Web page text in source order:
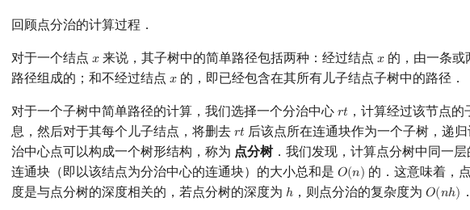
回顾点分治的计算过程．
对于一个结点 𝑥
x 来说，其子树中的简单路径包括两种：经过结点𝑥
x 的，由一条
路径组成的；和不经过结点 𝑥
x 的，即已经包含在其所有儿子结点子树中的路径．
对于一个子树中简单路径的计算，我们选择一个分治中心 𝑟𝑡
rt ，计算经过该节点
息，然后对于其每个儿子结点，将删去 𝑟𝑡
rt 后该点所在连通块作为一个子树，递
治中心点可以构成一个树形结构，称为 点分树．我们发现，计算点分树中同一
连通块（即以该结点为分治中心的连通块）的大小总和是 𝑂(𝑛)
O(n) 的．这意味着，
度是与点分树的深度相关的，若点分树的深度为 ℎ
h ，则点分治的复杂度为𝑂(𝑛ℎ)
O(nh) ．